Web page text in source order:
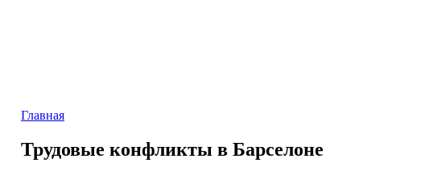
Главная
Трудовые конфликты в Барселоне